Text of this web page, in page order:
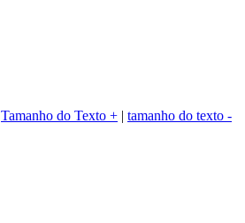
Tamanho do Texto + | tamanho do texto -